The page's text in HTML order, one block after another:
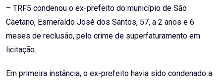
– TRF5 condenou o ex-prefeito do município de São
Caetano, Esmeraldo José dos Santos, 57, a 2 anos e 6
meses de reclusão, pelo crime de superfaturamento em
licitação.
Em primeira instância, o ex-prefeito havia sido condenado a